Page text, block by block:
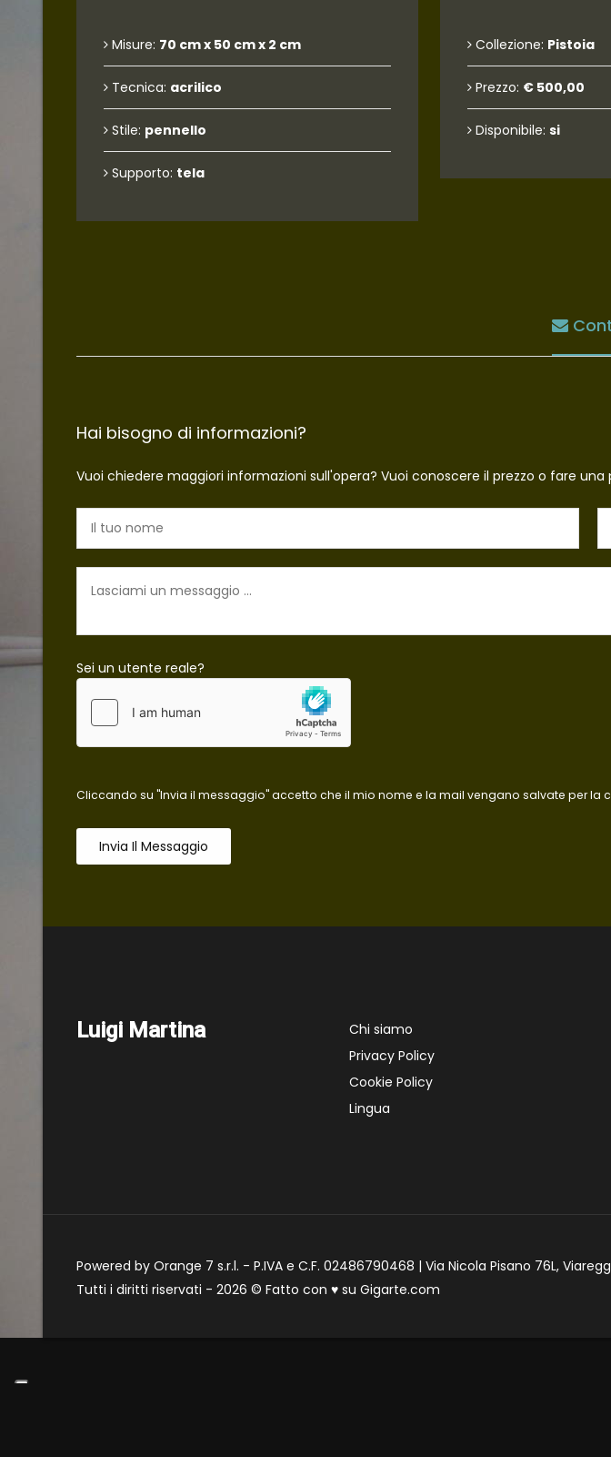
Misure: 70 cm x 50 cm x 2 cm
Tecnica: acrilico
Stile: pennello
Supporto: tela
Collezione: Pistoia
Prezzo: € 500,00
Disponibile: si
Hai bisogno di informazioni?
Vuoi chiedere maggiori informazioni sull'opera? Vuoi conoscere il prezzo o fare
Sei un utente reale?
Cliccando su "Invia il messaggio" accetto che il mio nome e la mail vengano salvate per la
Invia Il Messaggio
Luigi Martina
Chi siamo
Privacy Policy
Cookie Policy
Lingua
Powered by Orange 7 s.r.l. - P.IVA e C.F. 02486790468 | Via Nicola Pisano 76L,
Tutti i diritti riservati - 2026 © Fatto con ♥ su Gigarte.com